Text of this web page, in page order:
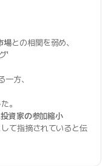
場との相関を弱め、
'
方、
。
資家の参加縮小
て指摘されていると伝